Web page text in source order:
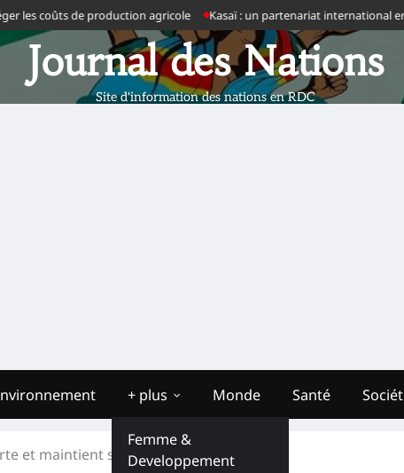
de production agricole Kasaï : un partenariat international en
Journal des Nations
Site d'information des nations en RDC
+ plus
Femme &
Developpement
Monde Santé
et maintient ses activités